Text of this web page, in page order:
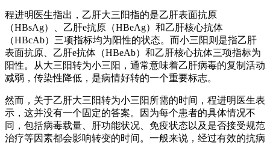
程进明医生指出，乙肝大三阳指的是乙肝表面抗原
（HBsAg）、乙肝e抗原（HBeAg）和乙肝核心抗体
（HBcAb）三项指标均为阳性的状态。而小三阳则是指乙肝
表面抗原、乙肝e抗体（HBeAb）和乙肝核心抗体三项指标为
阳性。从大三阳转为小三阳，通常意味着乙肝病毒的复制活动
减弱，传染性降低，是病情好转的一个重要标志。
然而，关于乙肝大三阳转为小三阳所需的时间，程进明医生表
示，这并没有一个固定的答案。因为每个患者的具体情况不
同，包括病毒载量、肝功能状况、免疫状态以及是否接受规范
治疗等因素都会影响转变的时间。一般来说，经过有效的抗病